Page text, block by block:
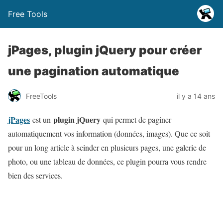
Free Tools
jPages, plugin jQuery pour créer
une pagination automatique
FreeTools il y a 14 ans
jPages est un plugin jQuery qui permet de paginer
automatiquement vos information (données, images). Que ce soit
pour un long article à scinder en plusieurs pages, une galerie de
photo, ou une tableau de données, ce plugin pourra vous rendre
bien des services.